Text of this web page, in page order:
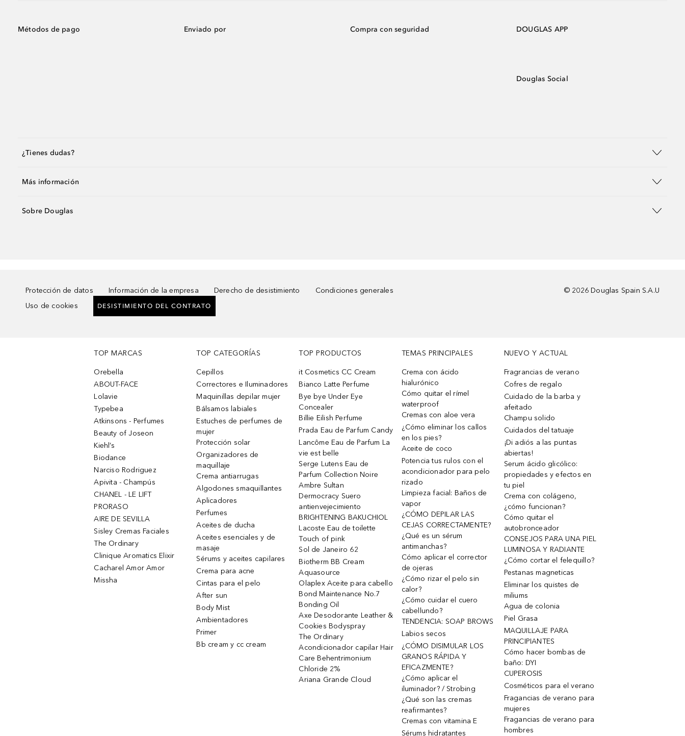
Métodos de pago Enviado por Compra con seguridad DOUGLAS APP
Douglas Social
¿Tienes dudas?
Más información
Sobre Douglas
Protección de datos Información de la empresa Derecho de desistimiento
Condiciones generales
Uso de cookies
DESISTIMIENTO DEL CONTRATO
© 2026 Douglas Spain S.A.U
TOP MARCAS
Orebella
ABOUT-FACE
Lolavie
Typebea
Atkinsons - Perfumes
Beauty of Joseon
Kiehl’s
Biodance
Narciso Rodriguez
Apivita - Champús
CHANEL - LE LIFT
PRORASO
AIRE DE SEVILLA
Sisley Cremas Faciales
The Ordinary
Clinique Aromatics Elixir
Cacharel Amor Amor
Missha
TOP CATEGORÍAS
Cepillos
Correctores e Iluminadores
Maquinillas depilar mujer
Bálsamos labiales
Estuches de perfumes de
mujer
Protección solar
Organizadores de
maquillaje
Crema antiarrugas
Algodones smaquillantes
Aplicadores
Perfumes
Aceites de ducha
Aceites esenciales y de
masaje
Sérums y aceites capilares
Crema para acne
Cintas para el pelo
After sun
Body Mist
Ambientadores
Primer
Bb cream y cc cream
TOP PRODUCTOS
it Cosmetics CC Cream
Bianco Latte Perfume
Bye bye Under Eye
Concealer
Billie Eilish Perfume
Prada Eau de Parfum Candy
Lancôme Eau de Parfum La
vie est belle
Serge Lutens Eau de
Parfum Collection Noire
Ambre Sultan
Dermocracy Suero
antienvejecimiento
BRIGHTENING BAKUCHIOL
Lacoste Eau de toilette
Touch of pink
Sol de Janeiro 62
Biotherm BB Cream
Aquasource
Olaplex Aceite para cabello
Bond Maintenance No.7
Bonding Oil
Axe Desodorante Leather &
Cookies Bodyspray
The Ordinary
Acondicionador capilar Hair
Care Behentrimonium
Chloride 2%
Ariana Grande Cloud
TEMAS PRINCIPALES
Crema con ácido
hialurónico
Cómo quitar el rímel
waterproof
Cremas con aloe vera
¿Cómo eliminar los callos
en los pies?
Aceite de coco
Potencia tus rulos con el
acondicionador para pelo
rizado
Limpieza facial: Baños de
vapor
¿CÓMO DEPILAR LAS
CEJAS CORRECTAMENTE?
¿Qué es un sérum
antimanchas?
Cómo aplicar el corrector
de ojeras
¿Cómo rizar el pelo sin
calor?
¿Cómo cuidar el cuero
cabellundo?
TENDENCIA: SOAP BROWS
Labios secos
¿CÓMO DISIMULAR LOS
GRANOS RÁPIDA Y
EFICAZMENTE?
¿Cómo aplicar el
iluminador? / Strobing
¿Qué son las cremas
reafirmantes?
Cremas con vitamina E
Sérums hidratantes
NUEVO Y ACTUAL
Fragrancias de verano
Cofres de regalo
Cuidado de la barba y
afeitado
Champu solido
Cuidados del tatuaje
¡Di adiós a las puntas
abiertas!
Serum ácido glicólico:
propiedades y efectos en
tu piel
Crema con colágeno,
¿cómo funcionan?
Cómo quitar el
autobronceador
CONSEJOS PARA UNA PIEL
LUMINOSA Y RADIANTE
¿Cómo cortar el felequillo?
Pestanas magneticas
Eliminar los quistes de
miliums
Agua de colonia
Piel Grasa
MAQUILLAJE PARA
PRINCIPIANTES
Cómo hacer bombas de
baño: DYI
CUPEROSIS
Cosméticos para el verano
Fragancias de verano para
mujeres
Fragancias de verano para
hombres